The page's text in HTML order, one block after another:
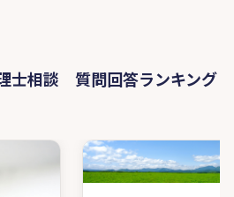
士相談 質問回答ランキング